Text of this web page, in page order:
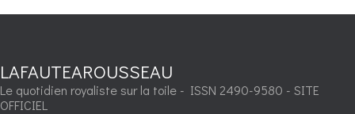
LAFAUTEAROUSSEAU
Le quotidien royaliste sur la toile - ISSN 2490-9580 - SITE
OFFICIEL